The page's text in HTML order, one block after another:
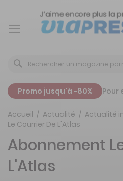
Promo jusqu'à -80% Pour
Accueil Actualité
Actualité
Le Courrier De L'Atlas
Abonnement
L'Atlas